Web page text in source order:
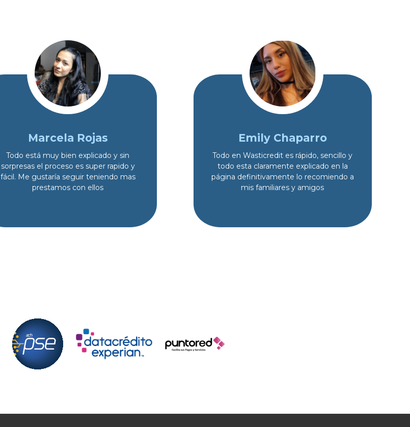
Marcela Rojas
Todo está muy bien explicado y sin
sorpresas el proceso es super rapido y
fácil. Me gustaría seguir teniendo mas
prestamos con ellos
Emily Chaparro
Todo en Wasticredit es rápido, sencillo y
todo esta claramente explicado en la
página definitivamente lo recomiendo a
mis familiares y amigos